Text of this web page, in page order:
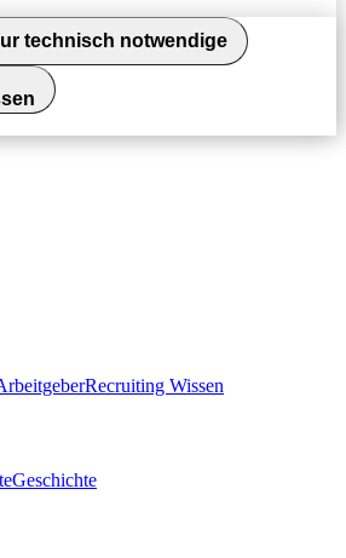
technisch notwendige
Recruiting Wissen
Geschichte